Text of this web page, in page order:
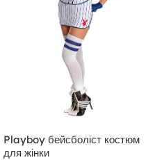
Playboy бейсболіст костюм
для жінки